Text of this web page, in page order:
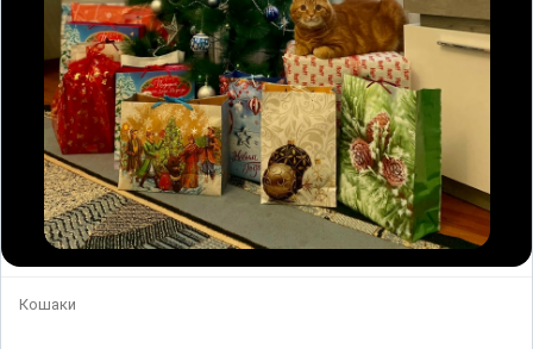
Кошаки